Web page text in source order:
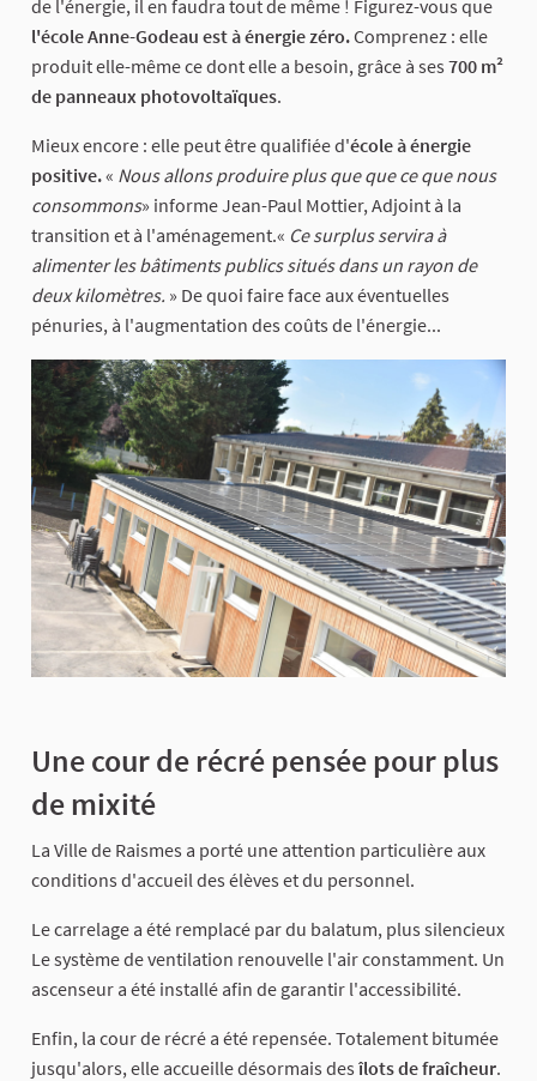
de l'énergie, il en faudra tout de même ! Figurez-vous que
l'école Anne-Godeau est à énergie zéro.Comprenez : elle
produit elle-même ce dont elle a besoin, grâce à ses 700 m²
de panneaux photovoltaïques.
Mieux encore : elle peut être qualifiée d'école à énergie
positive.« Nous allons produire plus que que ce que nous
consommons» informe Jean-Paul Mottier, Adjoint à la
transition et à l'aménagement.« Ce surplus servira à
alimenter les bâtiments publics situés dans un rayon de
deux kilomètres. » De quoi faire face aux éventuelles
pénuries, à l'augmentation des coûts de l'énergie...
Une cour de récré pensée pour plus
de mixité
La Ville de Raismes a porté une attention particulière aux
conditions d'accueil des élèves et du personnel.
Le carrelage a été remplacé par du balatum, plus silencieux
Le système de ventilation renouvelle l'air constamment. Un
ascenseur a été installé afin de garantir l'accessibilité.
Enfin, la cour de récré a été repensée. Totalement bitumée
jusqu'alors, elle accueille désormais des îlots de fraîcheur.